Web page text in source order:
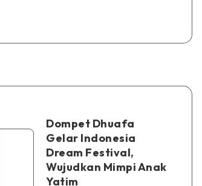
Dompet Dhuafa
Gelar Indonesia
Dream Festival,
Wujudkan Mimpi Anak
Yatim